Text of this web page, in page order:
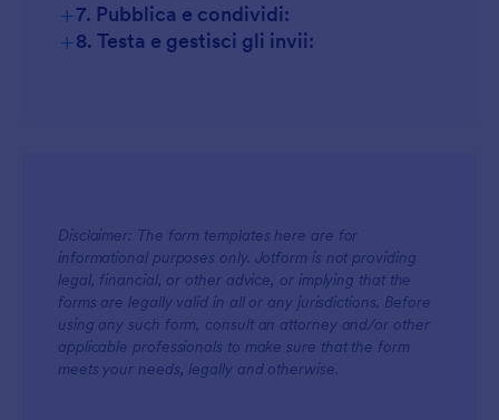
+7. Pubblica e condividi:
+8. Testa e gestisci gli invii:
Disclaimer: The form templates here are for
informational purposes only. Jotform is not providing
legal, financial, or other advice, or implying that the
forms are legally valid in all or any jurisdictions. Before
using any such form, consult an attorney and/or other
applicable professionals to make sure that the form
meets your needs, legally and otherwise.